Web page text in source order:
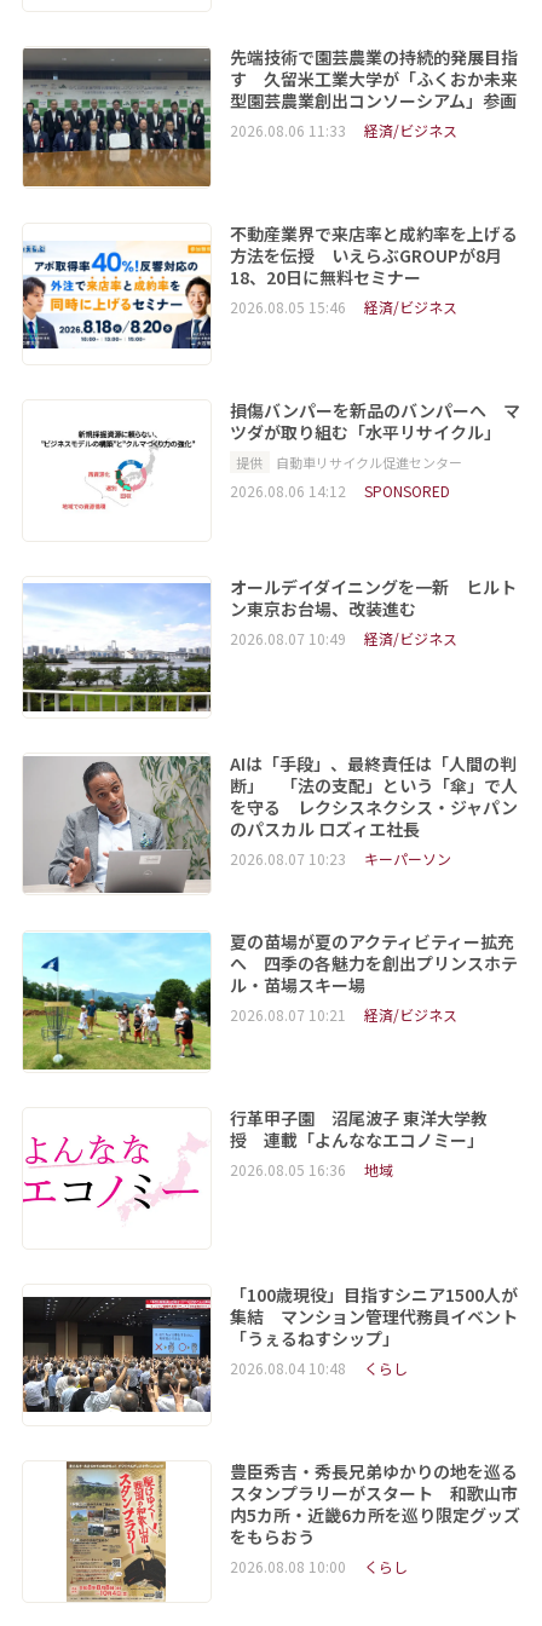
先端技術で園芸農業の持続的発展目指
す 久留米工業大学が「ふくおか未来
型園芸農業創出コンソーシアム」参画
2026.08.06 11:33 経済/ビジネス
不動産業界で来店率と成約率を上げる
方法を伝授 いえらぶGROUPが8月
18、20日に無料セミナー
2026.08.05 15:46 経済/ビジネス
損傷バンパーを新品のバンパーへ マ
ツダが取り組む「水平リサイクル」
提供 自動車リサイクル促進センター
2026.08.06 14:12 SPONSORED
オールデイダイニングを一新 ヒルト
ン東京お台場、改装進む
2026.08.07 10:49 経済/ビジネス
AIは「手段」、最終責任は「人間の判
断」 「法の支配」という「傘」で人
を守る レクシスネクシス・ジャパン
のパスカル ロズィエ社長
2026.08.07 10:23 キーパーソン
夏の苗場が夏のアクティビティー拡充
へ 四季の各魅力を創出プリンスホテ
ル・苗場スキー場
2026.08.07 10:21 経済/ビジネス
行革甲子園 沼尾波子 東洋大学教
授 連載「よんななエコノミー」
2026.08.05 16:36 地域
「100歳現役」目指すシニア1500人が
集結 マンション管理代務員イベント
「うぇるねすシップ」
2026.08.04 10:48 くらし
豊臣秀吉・秀長兄弟ゆかりの地を巡る
スタンプラリーがスタート 和歌山市
内5カ所・近畿6カ所を巡り限定グッズ
をもらおう
2026.08.08 10:00 くらし